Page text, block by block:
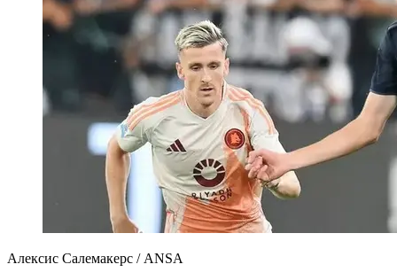
Алексис Салемакерс / ANSA